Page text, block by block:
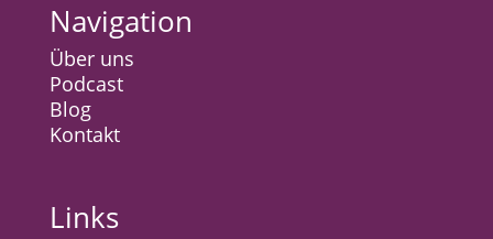
Navigation
Über uns
Podcast
Blog
Kontakt
Links